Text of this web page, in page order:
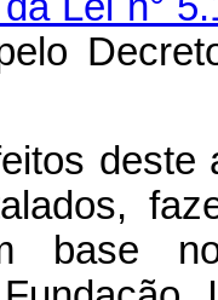
deste
base